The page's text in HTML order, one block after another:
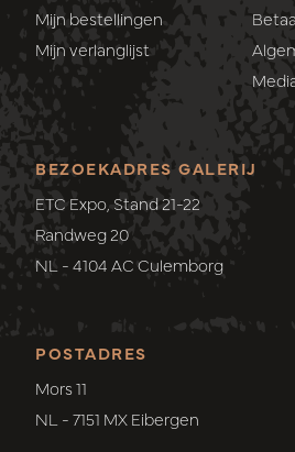
Mijn bestellingen
Mijn verlanglijst
POSTADRES
Mors 11
NL - 7151 MX Eibergen
BEZOEKADRES GALERIJ
ETC Expo, Stand 21-22
Randweg 20
NL - 4104 AC Culemborg